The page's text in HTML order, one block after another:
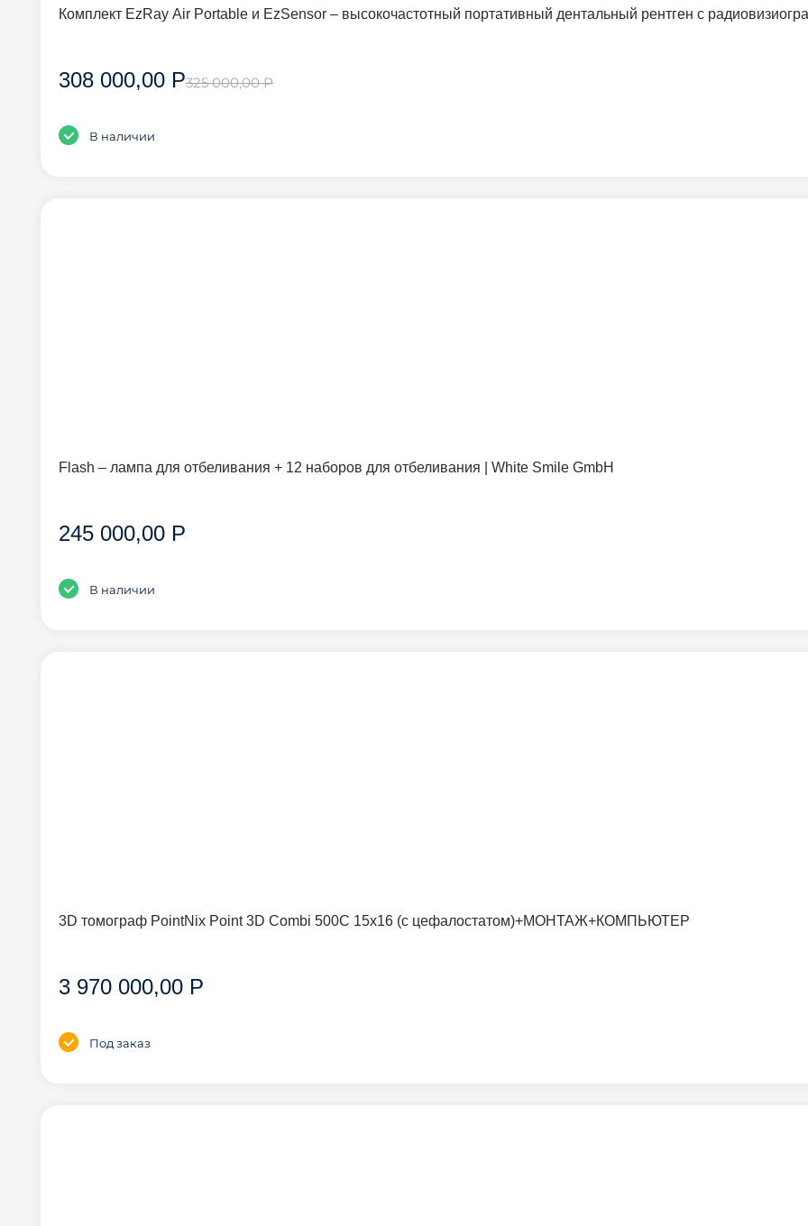
Комплект EzRay Air Portable и EzSensor – высокочастотный портативный дентальный рентген с
308 000,00 Р325 000,00 Р
В наличии
Flash – лампа для отбеливания + 12 наборов для отбеливания | White Smile GmbH
245 000,00 Р
В наличии
3D томограф PointNix Point 3D Combi 500C 15х16 (с цефалостатом)+МОНТАЖ+КОМПЬЮТЕР
3 970 000,00 Р
Под заказ